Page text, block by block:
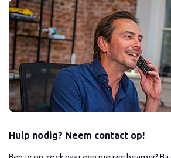
Hulp nodig? Neem contact op!